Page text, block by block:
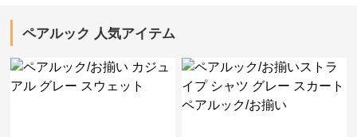
ペアルック 人気アイテム